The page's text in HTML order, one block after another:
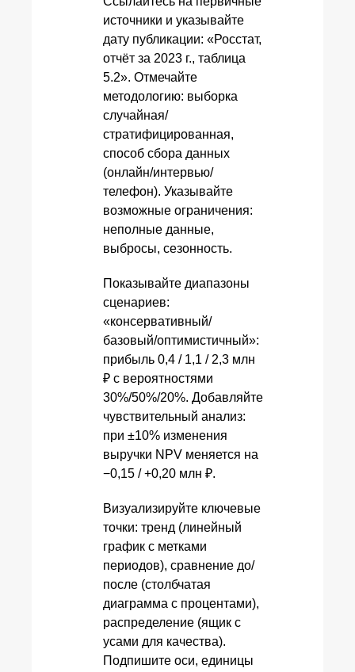
источники и указывайте
дату публикации: «Росстат,
отчёт за 2023 г., таблица
5.2». Отмечайте
методологию: выборка
случайная/
стратифицированная,
способ сбора данных
(онлайн/интервью/
телефон). Указывайте
возможные ограничения:
неполные данные,
выбросы, сезонность.
Показывайте диапазоны
сценариев:
«консервативный/
базовый/оптимистичный»:
прибыль 0,4 / 1,1 / 2,3 млн
₽ с вероятностями
30%/50%/20%. Добавляйте
чувствительный анализ:
при ±10% изменения
выручки NPV меняется на
−0,15 / +0,20 млн ₽.
Визуализируйте ключевые
точки: тренд (линейный
график с метками
периодов), сравнение до/
после (столбчатая
диаграмма с процентами),
распределение (ящик с
усами для качества).
Подпишите оси, единицы